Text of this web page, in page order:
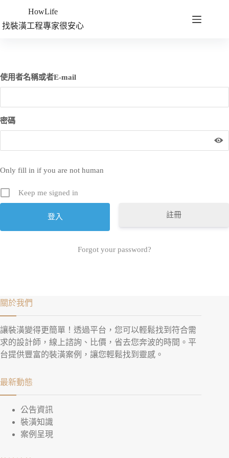
HowLife
找裝潢工程專家很安心
使用者名稱或者E-mail
密碼
Only fill in if you are not human
Keep me signed in
註冊
Forgot your password?
關於我們
讓裝潢變得更簡單！透過平台，您可以輕鬆找到符合需
求的設計師，線上諮詢、比價，省去您奔波的時間。平
台提供豐富的裝潢案例，讓您輕鬆找到靈感。
最新動態
公告資訊
裝潢知識
案例呈現